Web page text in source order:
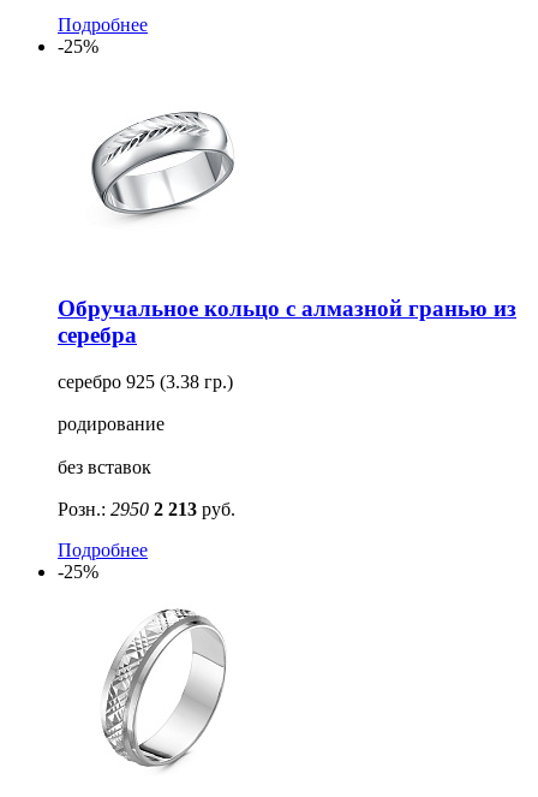
Подробнее
-25%
Обручальное кольцо с алмазной гранью из
серебра
серебро 925 (3.38 гр.)
родирование
без вставок
Розн.: 2950 2 213 руб.
Подробнее
-25%